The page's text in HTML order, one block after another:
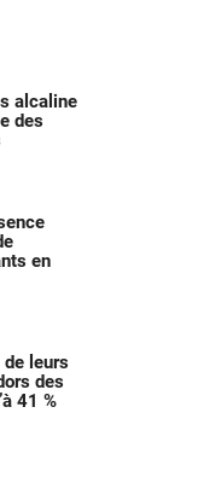
alcaline
des
en
de leurs
des
41 %